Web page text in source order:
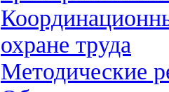
охране труда
Методические